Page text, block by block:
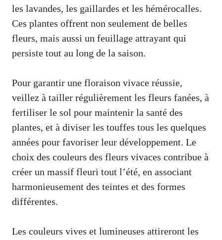
les lavandes, les gaillardes et les hémérocalles.
Ces plantes offrent non seulement de belles
fleurs, mais aussi un feuillage attrayant qui
persiste tout au long de la saison.
Pour garantir une floraison vivace réussie,
veillez à tailler régulièrement les fleurs fanées, à
fertiliser le sol pour maintenir la santé des
plantes, et à diviser les touffes tous les quelques
années pour favoriser leur développement. Le
choix des couleurs des fleurs vivaces contribue à
créer un massif fleuri tout l’été, en associant
harmonieusement des teintes et des formes
différentes.
Les couleurs vives et lumineuses attireront les